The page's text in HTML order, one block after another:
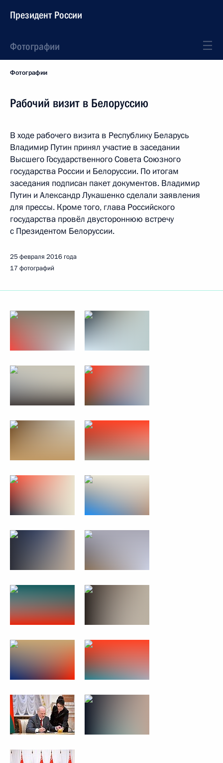
Президент России
Фотографии
Фотографии
Рабочий визит в Белоруссию
В ходе рабочего визита в Республику Беларусь
Владимир Путин принял участие в заседании
Высшего Государственного Совета Союзного
государства России и Белоруссии. По итогам
заседания подписан пакет документов. Владимир
Путин и Александр Лукашенко сделали заявления
для прессы. Кроме того, глава Российского
государства провёл двустороннюю встречу
с Президентом Белоруссии.
25 февраля 2016 года
17 фотографий